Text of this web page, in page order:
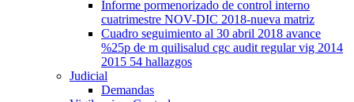
Informe pormenorizado de control interno
cuatrimestre NOV-DIC 2018-nueva matriz
Cuadro seguimiento al 30 abril 2018 avance
%25p de m quilisalud cgc audit regular vig 2014
2015 54 hallazgos
Judicial
Demandas